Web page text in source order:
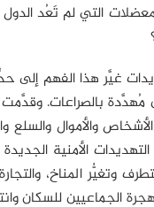
التي لم تَعُد
غيَّر هذا الفهم إلى
والأموال والسلع
الأمنية
وتغيُّر المناخ،
الجماعيين للسكان